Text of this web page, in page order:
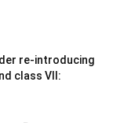
re-introducing
class VII: